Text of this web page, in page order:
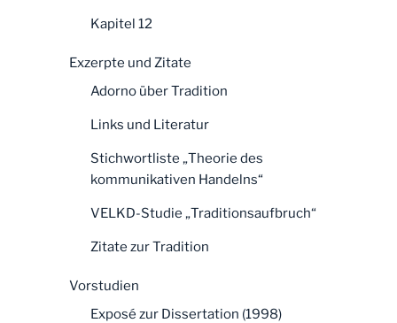
Kapitel 12
Exzerpte und Zitate
Adorno über Tradition
Links und Literatur
Stichwortliste „Theorie des
kommunikativen Handelns“
VELKD-Studie „Traditionsaufbruch“
Zitate zur Tradition
Vorstudien
Exposé zur Dissertation (1998)